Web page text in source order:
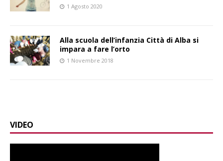
1 Agosto 2020
Alla scuola dell’infanzia Città di Alba si
impara a fare l’orto
1 Novembre 2018
VIDEO